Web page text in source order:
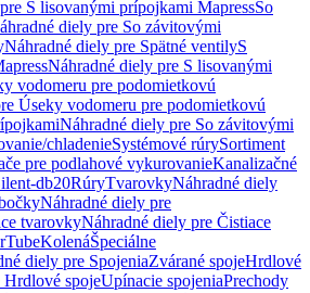
S lisovanými prípojkami MapressSo
diely pre So závitovými
Náhradné diely pre Spätné ventilyS
Náhradné diely pre S lisovanými
vodomeru pre podomietkovú
Úseky vodomeru pre podomietkovú
Náhradné diely pre So závitovými
chladenieSystémové rúrySortiment
pre podlahové vykurovanieKanalizačné
db20RúryTvarovkyNáhradné diely
Náhradné diely pre
tvarovkyNáhradné diely pre Čistiace
KolenáŠpeciálne
diely pre SpojeniaZvárané spojeHrdlové
Hrdlové spojeUpínacie spojeniaPrechody